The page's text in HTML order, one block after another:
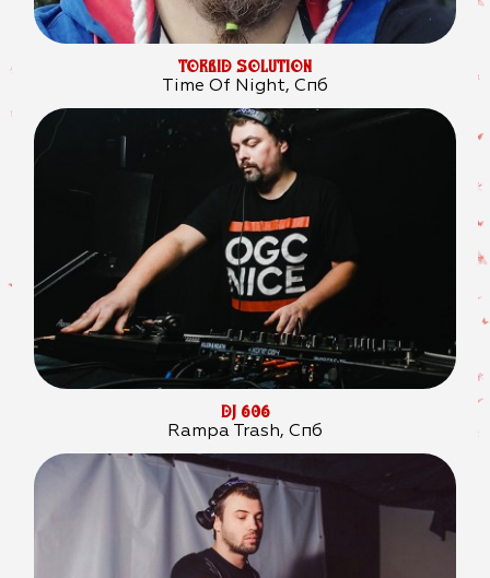
TORBID SOLUTION
Time Of Night, Спб
DJ 606
Rampa Trash, Спб